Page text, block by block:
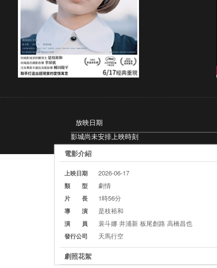
放映日期
影城尚未安排上映時刻
電影介紹
上映日期 2026-06-17
類 型 劇情
片 長 1時56分
導 演 是枝裕和
演 員 裴斗娜 井浦新 板尾創路 高橋昌也
發行公司 天馬行空
劇照花絮